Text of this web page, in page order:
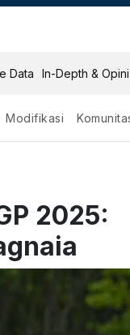
Data In-Depth & Opini
Modifikasi
2025: